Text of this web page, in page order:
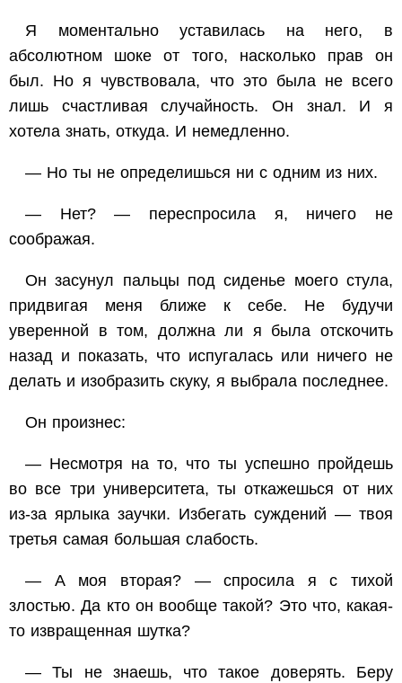
Я моментально уставилась на него, в
абсолютном шоке от того, насколько прав он
был. Но я чувствовала, что это была не всего
лишь счастливая случайность. Он знал. И я
хотела знать, откуда. И немедленно.
— Но ты не определишься ни с одним из них.
— Нет? — переспросила я, ничего не
соображая.
Он засунул пальцы под сиденье моего стула,
придвигая меня ближе к себе. Не будучи
уверенной в том, должна ли я была отскочить
назад и показать, что испугалась или ничего не
делать и изобразить скуку, я выбрала последнее.
Он произнес:
— Несмотря на то, что ты успешно пройдешь
во все три университета, ты откажешься от них
из-за ярлыка заучки. Избегать суждений — твоя
третья самая большая слабость.
— А моя вторая? — спросила я с тихой
злостью. Да кто он вообще такой? Это что, какая-
то извращенная шутка?
— Ты не знаешь, что такое доверять. Беру